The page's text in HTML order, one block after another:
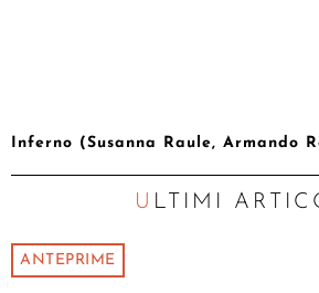
Inferno (Susanna Raule, Armando
ULTIMI
ANTEPRIME